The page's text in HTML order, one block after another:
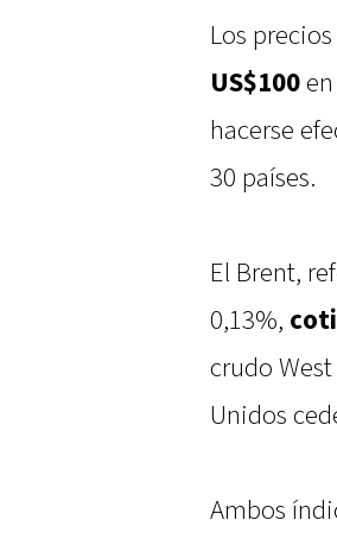
Los
US$100
hacerse
30 países.
El Brent,
0,13%,
crudo
Unidos
Ambos